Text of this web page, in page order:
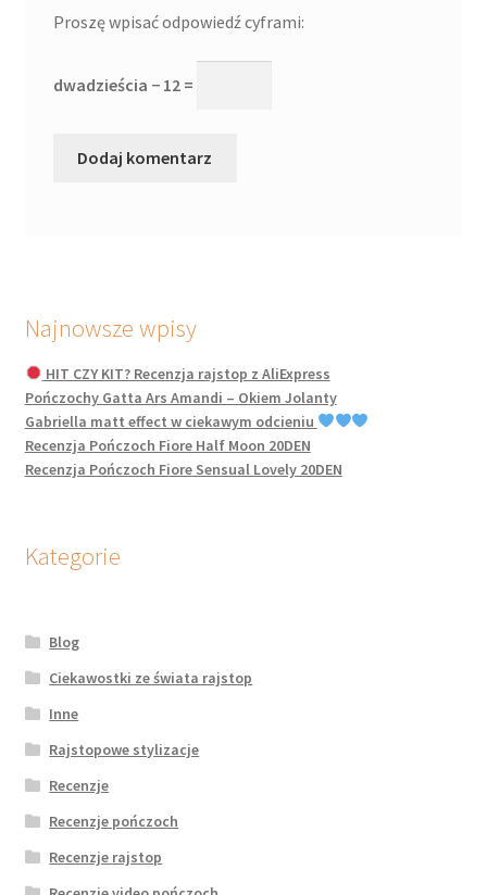
Proszę wpisać odpowiedź cyframi:
dwadzieścia − 12 =
Najnowsze wpisy
HIT CZY KIT? Recenzja rajstop z AliExpress
Pończochy Gatta Ars Amandi – Okiem Jolanty
Gabriella matt effect w ciekawym odcieniu
Recenzja Pończoch Fiore Half Moon 20DEN
Recenzja Pończoch Fiore Sensual Lovely 20DEN
Kategorie
Blog
Ciekawostki ze świata rajstop
Inne
Rajstopowe stylizacje
Recenzje
Recenzje pończoch
Recenzje rajstop